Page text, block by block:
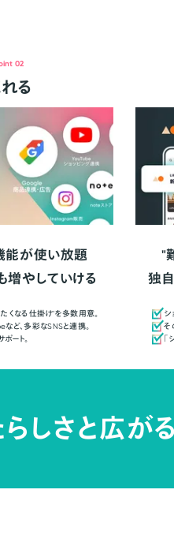
02
る
能が使い放題
増やしていける
くなる仕掛け"を多数用意。
ど、多彩なSNSと連携。
ート。
"
独
シ
そ
「
しさと広が